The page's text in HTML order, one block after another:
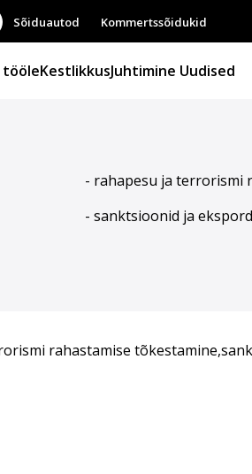
- rahapesu ja terrorismi
- sanktsioonid ja
Sõiduautod Kommertssõidukid
tööleKestlikkusJuhtimine Uudised
rahastamise